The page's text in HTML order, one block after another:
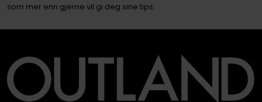
som mer enn gjerne vil gi deg sine tips.